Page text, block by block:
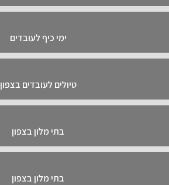
ימי כיף לעובדים
טיולים לעובדים בצפון
בתי מלון בצפון
בתי מלון בצפון